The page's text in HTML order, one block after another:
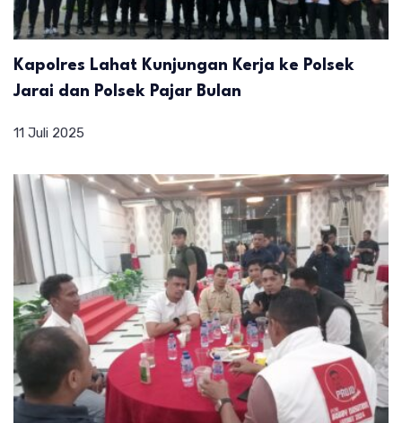
Kapolres Lahat Kunjungan Kerja ke Polsek
Jarai dan Polsek Pajar Bulan
11 Juli 2025